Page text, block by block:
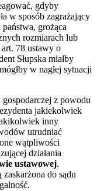
gdyby
w sposób zagrażający
grożąca
rozmiarach lub
78 ustawy o
Słupska miałby
w nagłej sytuacji
z powodu
jakiekolwiek
inny
utrudniać
wątpliwości
działania
ustawowej.
do sądu